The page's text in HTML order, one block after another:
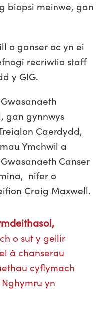
biopsi meinwe, gan
o ganser ac yn ei
recriwtio staff
y GIG.
gan gynnwys
Caerdydd,
Ymchwil a
Canser
nifer o
Craig Maxwell.
o sut y gellir
â chanserau
cyflymach
yn